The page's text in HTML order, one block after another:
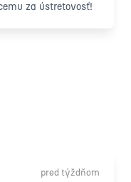
za ústretovosť!
pred týždňom